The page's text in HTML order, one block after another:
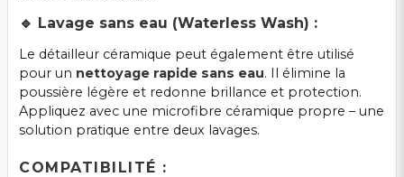
🔹 Lavage sans eau (Waterless Wash) :
Le détailleur céramique peut également être utilisé
pour un nettoyage rapide sans eau. Il élimine la
poussière légère et redonne brillance et protection.
Appliquez avec une microfibre céramique propre – une
solution pratique entre deux lavages.
COMPATIBILITÉ :